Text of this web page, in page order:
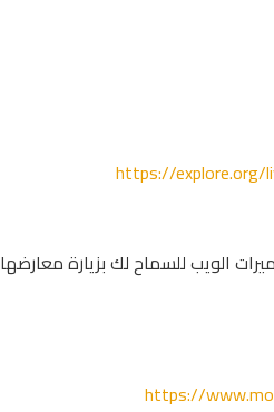
https://explore.org/
الويب للسماح لك بزيارة معارضها
https://